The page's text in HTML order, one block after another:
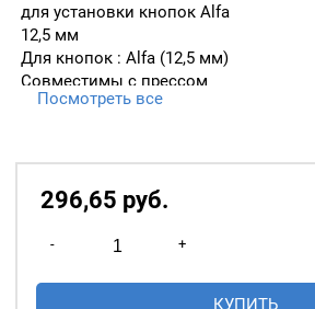
для установки кнопок Alfa
12,5 мм
Для кнопок : Аlfa (12,5 мм)
Совместимы с прессом
Тер-2, Тер-1, все пресса с
Посмотреть все
296,65 руб.
-
товара
Насадка
+
КУПИТЬ